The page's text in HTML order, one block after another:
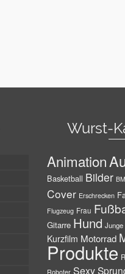
Wurst-
Animation
Basketball Bilder
Cover Erschrecken
Flugzeug Frau
Gitarre Hund Junge
Kurzfilm Motorrad
Produkte
Roboter Sexy